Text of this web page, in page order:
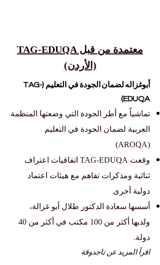
معتمدة من قبل TAG-EDUQA
(الأردن)
أبوغزاله لضمان الجودة في التعليم (TAG-
EDUQA)
تماشياً مع أطر الجودة التي وضعتها المنظمة
العربية لضمان الجودة في التعليم
(AROQA)
وقعت TAG‑EDUQA اتفاقيات اعتراف
ثنائية ومذكرات تفاهم مع هيئات اعتماد
دولية أخرى
أسسها سعادة الدكتور طلال أبو غزالة،
ولديها أكثر من 100 مكتب في أكثر من 40
دولة.
اقرأ المزيد عن تاجدوقة